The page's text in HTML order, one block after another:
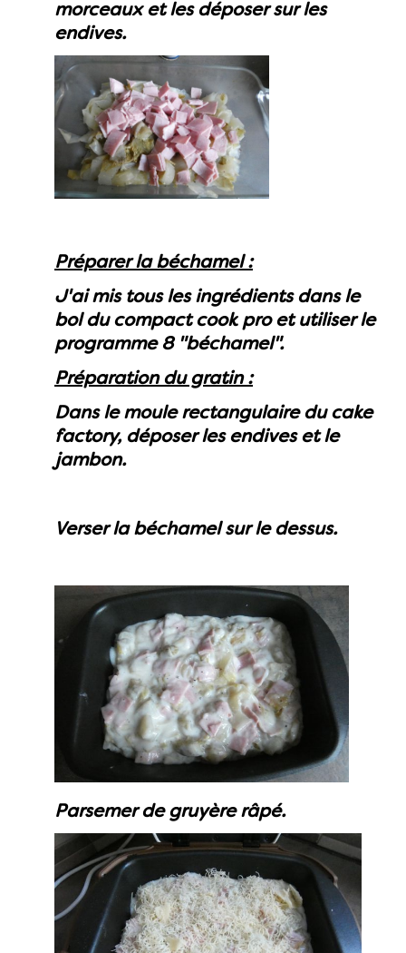
morceaux et les déposer sur les
endives.
Préparer la béchamel :
J'ai mis tous les ingrédients dans le
bol du compact cook pro et utiliser le
programme 8 "béchamel".
Préparation du gratin :
Dans le moule rectangulaire du cake
factory, déposer les endives et le
jambon.
Verser la béchamel sur le dessus.
Parsemer de gruyère râpé.